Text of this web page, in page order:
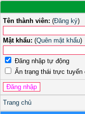
Tên thành viên: (Đăng ký)
Mật khẩu: (Quên mật khẩu)
Đăng nhập tự động
Ẩn trạng thái trực tuyến
Trang chủ